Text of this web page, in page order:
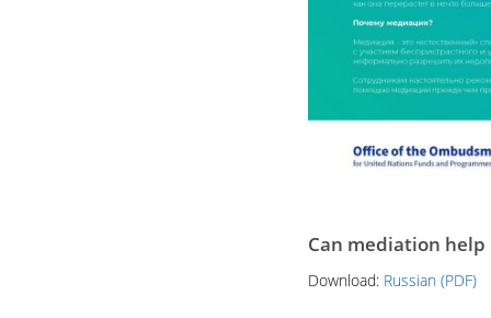
Can mediation
Download: Russian (PDF)